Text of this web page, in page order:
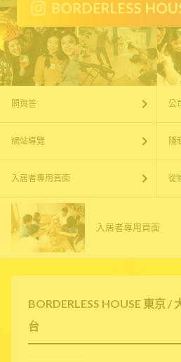
BORDERLESS HOUSE 東京 /
台
問與答 公
網站導覽 隱
入居者專用頁面 從
入居者專用頁面